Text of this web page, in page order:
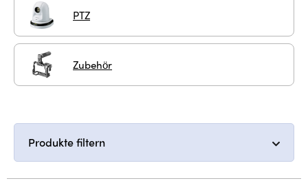
PTZ
Zubehör
Produkte filtern